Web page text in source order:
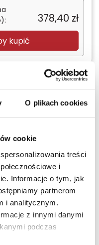
O plikach cookies
cookie
treści
i
Informacje o tym, jak
partnerom
i analitycznym.
z innymi danymi
podczas
378,40 zł
kupić
Dice Throne X-
Box 1
Duck Games
realizacji 24H
378,40
kupić